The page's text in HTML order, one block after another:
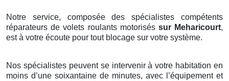
Notre service, composée des spécialistes compétents
réparateurs de volets roulants motorisés sur Meharicourt,
est à votre écoute pour tout blocage sur votre système.
Nos spécialistes peuvent se intervenir à votre habitation en
moins d’une soixantaine de minutes, avec l’équipement et